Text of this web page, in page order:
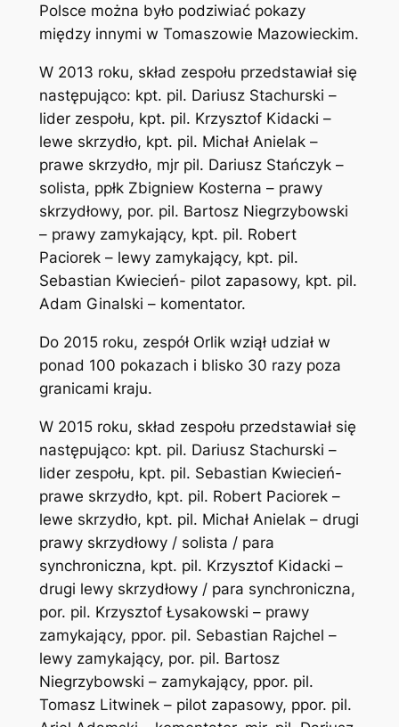
Polsce można było podziwiać pokazy
między innymi w Tomaszowie Mazowieckim.
W 2013 roku, skład zespołu przedstawiał się
następująco: kpt. pil. Dariusz Stachurski –
lider zespołu, kpt. pil. Krzysztof Kidacki –
lewe skrzydło, kpt. pil. Michał Anielak –
prawe skrzydło, mjr pil. Dariusz Stańczyk –
solista, ppłk Zbigniew Kosterna – prawy
skrzydłowy, por. pil. Bartosz Niegrzybowski
– prawy zamykający, kpt. pil. Robert
Paciorek – lewy zamykający, kpt. pil.
Sebastian Kwiecień- pilot zapasowy, kpt. pil.
Adam Ginalski – komentator.
Do 2015 roku, zespół Orlik wziął udział w
ponad 100 pokazach i blisko 30 razy poza
granicami kraju.
W 2015 roku, skład zespołu przedstawiał się
następująco: kpt. pil. Dariusz Stachurski –
lider zespołu, kpt. pil. Sebastian Kwiecień-
prawe skrzydło, kpt. pil. Robert Paciorek –
lewe skrzydło, kpt. pil. Michał Anielak – drugi
prawy skrzydłowy / solista / para
synchroniczna, kpt. pil. Krzysztof Kidacki –
drugi lewy skrzydłowy / para synchroniczna,
por. pil. Krzysztof Łysakowski – prawy
zamykający, ppor. pil. Sebastian Rajchel –
lewy zamykający, por. pil. Bartosz
Niegrzybowski – zamykający, ppor. pil.
Tomasz Litwinek – pilot zapasowy, ppor. pil.